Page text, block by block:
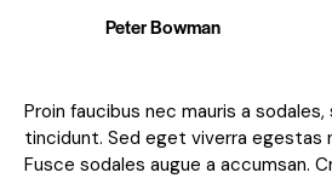
Peter Bowman
Proin faucibus nec mauris a
tincidunt. Sed eget viverra egestas
Fusce sodales augue a accumsan.